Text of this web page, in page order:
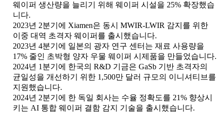
웨이퍼 생산량을 늘리기 위해 웨이퍼 시설을 25% 확장했습
니다.
2023년 2분기에 Xiamen은 동시 MWIR-LWIR 감지를 위한
이중 대역 초격자 웨이퍼를 출시했습니다.
2023년 4분기에 일본의 광자 연구 센터는 재료 사용량을
17% 줄인 초박형 양자 우물 웨이퍼 시제품을 만들었습니다.
2024년 1분기에 한국의 R&D 기금은 GaSb 기반 초격자의
균일성을 개선하기 위한 1,500만 달러 규모의 이니셔티브를
지원했습니다.
2024년 2분기에 한 독일 회사는 수율 정확도를 21% 향상시
키는 AI 통합 웨이퍼 결함 감지 기술을 출시했습니다.